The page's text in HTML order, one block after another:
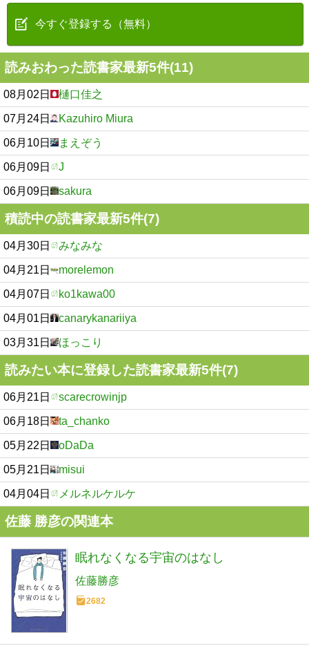
今すぐ登録する（無料）
読みおわった読書家最新5件(11)
08月02日 樋口佳之
07月24日 Kazuhiro Miura
06月10日 まえぞう
06月09日 J
06月09日 sakura
積読中の読書家最新5件(7)
04月30日 みなみな
04月21日 morelemon
04月07日 ko1kawa00
04月01日 canarykanariiya
03月31日 ほっこり
読みたい本に登録した読書家最新5件(7)
06月21日 scarecrowinjp
06月18日 ta_chanko
05月22日 oDaDa
05月21日 misui
04月04日 メルネルケルケ
佐藤 勝彦の関連本
眠れなくなる宇宙のはなし
佐藤勝彦
2682